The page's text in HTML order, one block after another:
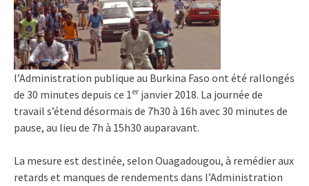
l’Administration publique au Burkina Faso ont été rallongés
de 30 minutes depuis ce 1er janvier 2018. La journée de
travail s’étend désormais de 7h30 à 16h avec 30 minutes de
pause, au lieu de 7h à 15h30 auparavant.
La mesure est destinée, selon Ouagadougou, à remédier aux
retards et manques de rendements dans l’Administration